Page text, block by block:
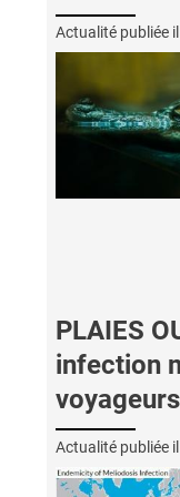
Actualité publiée il
PLAIES
infection
voyageurs
Actualité publiée il